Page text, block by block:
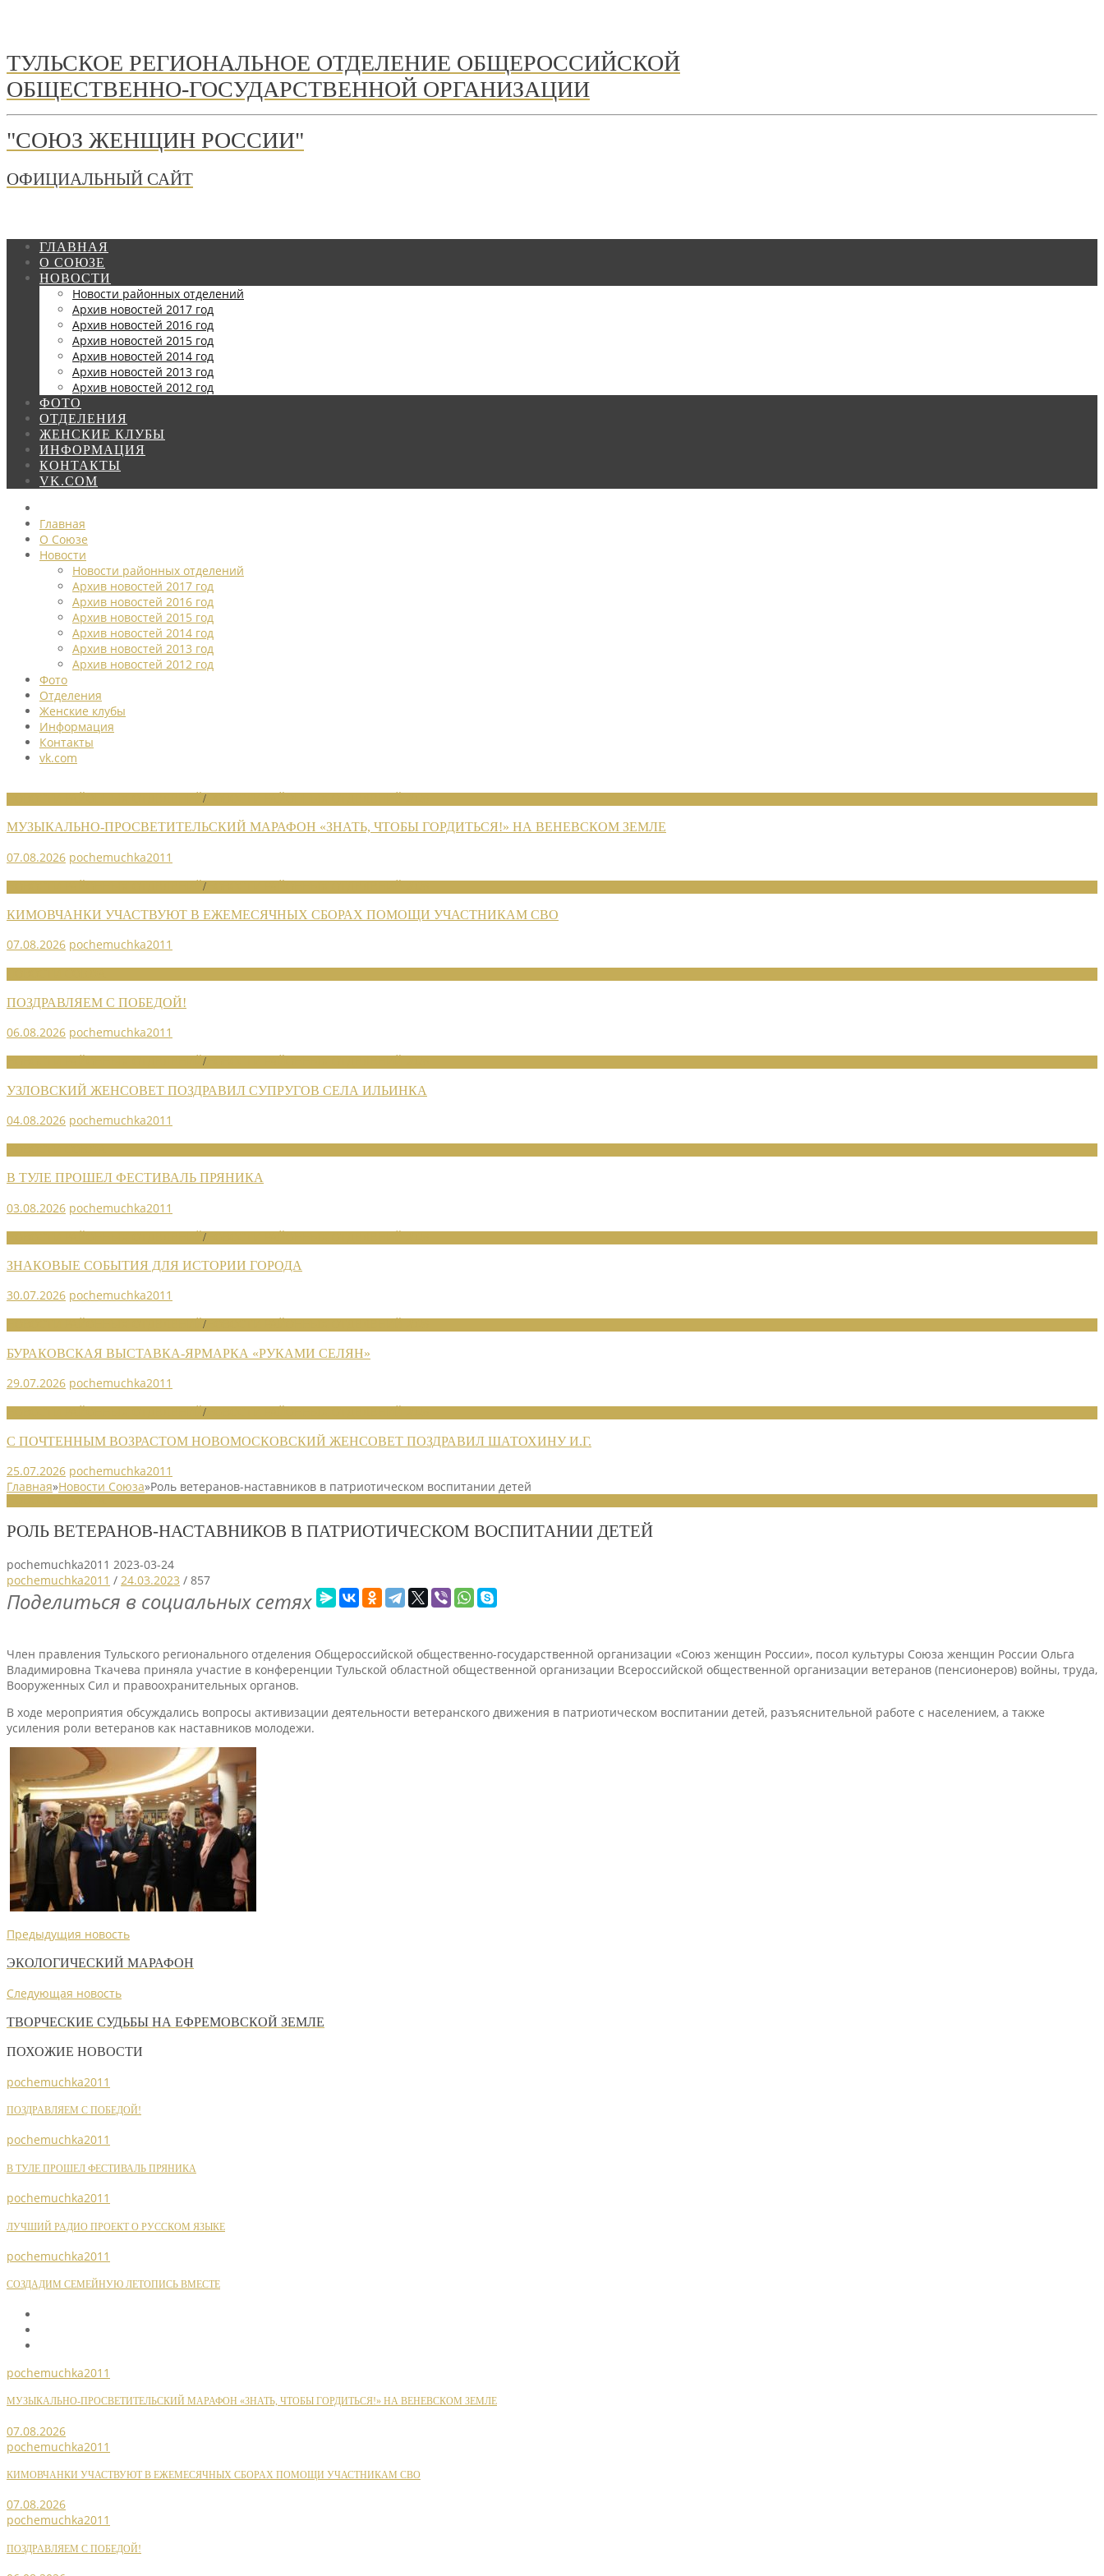
ТУЛЬСКОЕ РЕГИОНАЛЬНОЕ ОТДЕЛЕНИЕ ОБЩЕРОССИЙСКОЙ
ОБЩЕСТВЕННО-ГОСУДАРСТВЕННОЙ ОРГАНИЗАЦИИ
"СОЮЗ ЖЕНЩИН РОССИИ"
ОФИЦИАЛЬНЫЙ САЙТ
ГЛАВНАЯ
О СОЮЗЕ
НОВОСТИ
Новости районных отделений
Архив новостей 2017 год
Архив новостей 2016 год
Архив новостей 2015 год
Архив новостей 2014 год
Архив новостей 2013 год
Архив новостей 2012 год
ФОТО
ОТДЕЛЕНИЯ
ЖЕНСКИЕ КЛУБЫ
ИНФОРМАЦИЯ
КОНТАКТЫ
VK.COM
Главная
О Союзе
Новости
Новости районных отделений
Архив новостей 2017 год
Архив новостей 2016 год
Архив новостей 2015 год
Архив новостей 2014 год
Архив новостей 2013 год
Архив новостей 2012 год
Фото
Отделения
Женские клубы
Информация
Контакты
vk.com
/
МУЗЫКАЛЬНО-ПРОСВЕТИТЕЛЬСКИЙ МАРАФОН «ЗНАТЬ, ЧТОБЫ ГОРДИТЬСЯ!» НА ВЕНЕВСКОМ ЗЕМЛЕ
07.08.2026 pochemuchka2011
/
КИМОВЧАНКИ УЧАСТВУЮТ В ЕЖЕМЕСЯЧНЫХ СБОРАХ ПОМОЩИ УЧАСТНИКАМ СВО
07.08.2026 pochemuchka2011
ПОЗДРАВЛЯЕМ С ПОБЕДОЙ!
06.08.2026 pochemuchka2011
/
УЗЛОВСКИЙ ЖЕНСОВЕТ ПОЗДРАВИЛ СУПРУГОВ СЕЛА ИЛЬИНКА
04.08.2026 pochemuchka2011
В ТУЛЕ ПРОШЕЛ ФЕСТИВАЛЬ ПРЯНИКА
03.08.2026 pochemuchka2011
/
ЗНАКОВЫЕ СОБЫТИЯ ДЛЯ ИСТОРИИ ГОРОДА
30.07.2026 pochemuchka2011
/
БУРАКОВСКАЯ ВЫСТАВКА-ЯРМАРКА «РУКАМИ СЕЛЯН»
29.07.2026 pochemuchka2011
/
С ПОЧТЕННЫМ ВОЗРАСТОМ НОВОМОСКОВСКИЙ ЖЕНСОВЕТ ПОЗДРАВИЛ ШАТОХИНУ И.Г.
25.07.2026 pochemuchka2011
Главная»Новости Союза»Роль ветеранов-наставников в патриотическом воспитании детей
РОЛЬ ВЕТЕРАНОВ-НАСТАВНИКОВ В ПАТРИОТИЧЕСКОМ ВОСПИТАНИИ ДЕТЕЙ
pochemuchka2011 2023-03-24
pochemuchka2011 / 24.03.2023 / 857
Поделиться в социальных сетях
Член правления Тульского регионального отделения Общероссийской общественно-государственной организации «Союз женщин России», посол культуры Союза женщин России Ольга
Владимировна Ткачева приняла участие в конференции Тульской областной общественной организации Всероссийской общественной организации ветеранов (пенсионеров) войны, труда,
Вооруженных Сил и правоохранительных органов.
В ходе мероприятия обсуждались вопросы активизации деятельности ветеранского движения в патриотическом воспитании детей, разъяснительной работе с населением, а также
усиления роли ветеранов как наставников молодежи.
Предыдущия новость
ЭКОЛОГИЧЕСКИЙ МАРАФОН
Следующая новость
ТВОРЧЕСКИЕ СУДЬБЫ НА ЕФРЕМОВСКОЙ ЗЕМЛЕ
ПОХОЖИЕ НОВОСТИ
pochemuchka2011
ПОЗДРАВЛЯЕМ С ПОБЕДОЙ!
pochemuchka2011
В ТУЛЕ ПРОШЕЛ ФЕСТИВАЛЬ ПРЯНИКА
pochemuchka2011
ЛУЧШИЙ РАДИО ПРОЕКТ О РУССКОМ ЯЗЫКЕ
pochemuchka2011
СОЗДАДИМ СЕМЕЙНУЮ ЛЕТОПИСЬ ВМЕСТЕ
pochemuchka2011
МУЗЫКАЛЬНО-ПРОСВЕТИТЕЛЬСКИЙ МАРАФОН «ЗНАТЬ, ЧТОБЫ ГОРДИТЬСЯ!» НА ВЕНЕВСКОМ ЗЕМЛЕ
07.08.2026
pochemuchka2011
КИМОВЧАНКИ УЧАСТВУЮТ В ЕЖЕМЕСЯЧНЫХ СБОРАХ ПОМОЩИ УЧАСТНИКАМ СВО
07.08.2026
pochemuchka2011
ПОЗДРАВЛЯЕМ С ПОБЕДОЙ!